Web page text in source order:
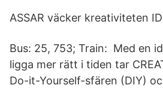
ASSAR väcker kreativiteten
Bus: 25, 753; Train: Med en
ligga mer rätt i tiden tar
Do-it-Yourself-sfären (DIY)